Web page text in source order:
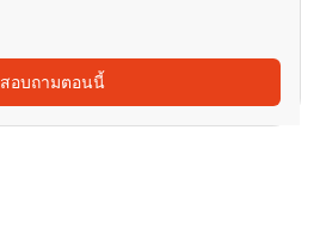
สอบถามตอนนี้